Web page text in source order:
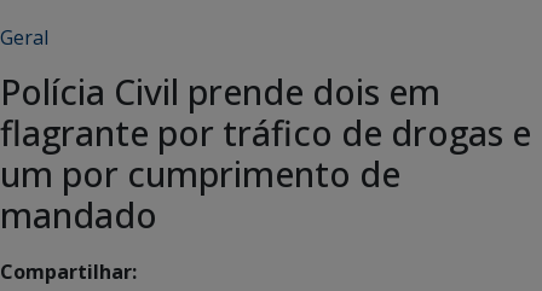
Geral
Polícia Civil prende dois em
flagrante por tráfico de drogas e
um por cumprimento de
mandado
Compartilhar: